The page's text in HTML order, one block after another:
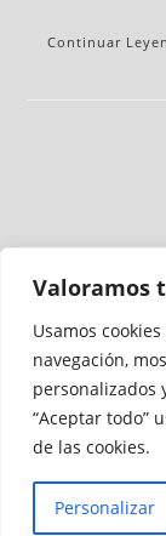
Valoramos
Usamos
navegación,
personalizados
“Aceptar todo”
de las cookies.
Personalizar
Continuar
Accesibilidad